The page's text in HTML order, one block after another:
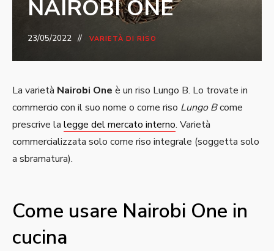
NAIROBI ONE
23/05/2022 VARIETÀ DI RISO
La varietà Nairobi One è un riso Lungo B. Lo trovate in
commercio con il suo nome o come riso Lungo Bcome
prescrive la legge del mercato interno. Varietà
commercializzata solo come riso integrale (soggetta solo
a sbramatura).
Come usare Nairobi One in
cucina